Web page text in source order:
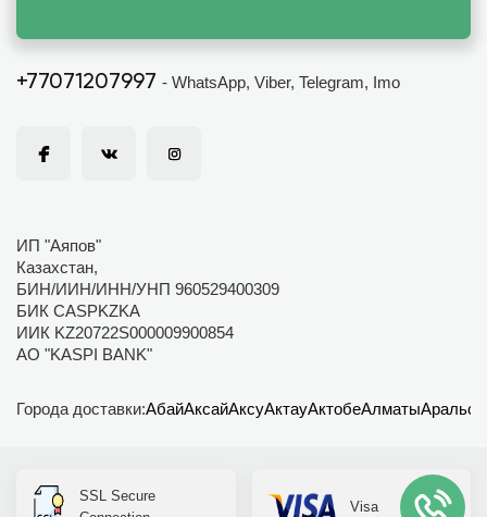
+77071207997 - WhatsApp, Viber, Telegram, Imo
ИП "Аяпов"
Казахстан,
БИН/ИИН/ИНН/УНП 960529400309
БИК CASPKZKA
ИИК KZ20722S000009900854
АО "KASPI BANK"
Города доставки:АбайАксайАксуАктауАктобеАлматыАральск
SSL Secure
Visa